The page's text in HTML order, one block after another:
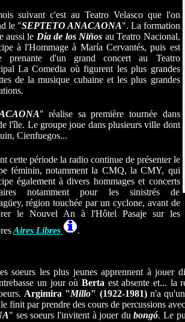
suivant c'est au Teatro Velasco que l'on
le "SEPTETO ANACAONA". La formation
aussi le Día de los Niños au Teatro Nacional,
à l'Hommage à María Cervantés, puis est
prenante d'un grand concert au Teatro
La Comedia où figurent les plus grandes
de la musique cubaine et les plus grandes
"réalise sa première tournée dans
l'île. Le groupe joue dans plusieurs ville dont
Cienfuegos...
cette période la radio continue de présenter le
féminin, notamment la CMQ, la CMY, qui
également à divers hommages et concerts
notamment pour les sinistrés de
région touchée par un cyclone, avant de
le Nouvel An à l'Hôtel Pasaje sur les
Aires Libres .
soeurs les plus jeunes apprennent à jouer
un jour oùBerta est absente et... la
Argimira "Millo" (1922-1981) n'a
finit par prendre des cours de percussions
" ses soeurs l'invitent à jouer dubongó. Le